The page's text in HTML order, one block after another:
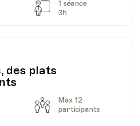
Séances
1 séance
3h
des plats
Capacité
Max 12
participants